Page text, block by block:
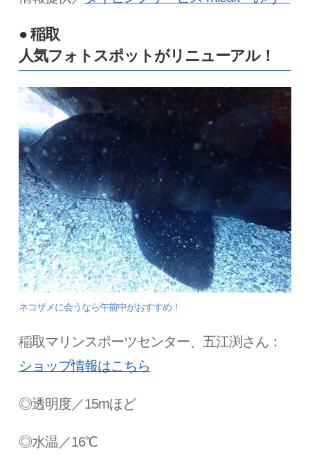
● 稲取
人気フォトスポットがリニューアル！
ネコザメに会うなら午前中がおすすめ！
稲取マリンスポーツセンター、五江渕さん：
ショップ情報はこちら
◎透明度／15mほど
◎水温／16℃